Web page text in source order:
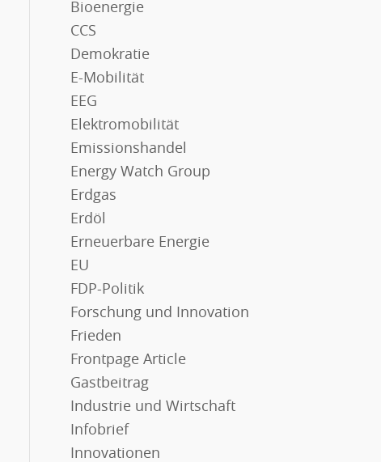
Bioenergie
CCS
Demokratie
E-Mobilität
EEG
Elektromobilität
Emissionshandel
Energy Watch Group
Erdgas
Erdöl
Erneuerbare Energie
EU
FDP-Politik
Forschung und Innovation
Frieden
Frontpage Article
Gastbeitrag
Industrie und Wirtschaft
Infobrief
Innovationen